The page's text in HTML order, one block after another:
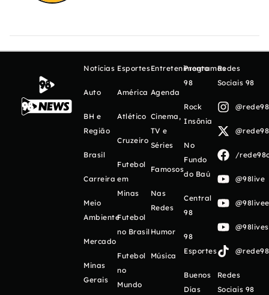
Notícias
Auto
BH e
Região
Brasil
Carreira
Meio
Ambiente
Mercado
Minas
Gerais
Esportes
América
Atlético
Cruzeiro
Futebol
em
Minas
Futebol
no Brasil
Futebol
no
Mundo
Entretenimento
Agenda
Cinema,
TV e
Séries
Famosos
Nas
Redes
Humor
Música
Programas
98
Rock
Insônia
No
Fundo
do Baú
Central
98
98
Esportes
Buenos
Días
Redes
Sociais 98
/
@98live
Redes
Sociais 98